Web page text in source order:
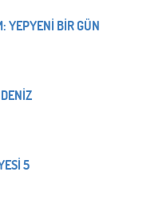
YEPYENİ BİR GÜN
5